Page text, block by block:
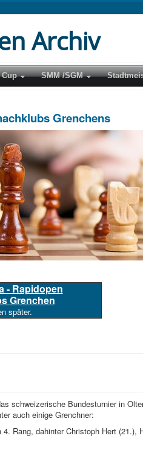
Archiv
SMM /SGM
Grenchens
- Rapidopen
Grenchen
später.
schweizerische Bundesturnier in
auch einige Grenchner:
Rang, dahinter Christoph Hert (21.),